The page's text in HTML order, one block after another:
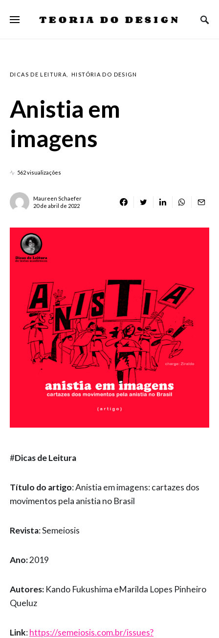
TEORIA DO DESIGN
DICAS DE LEITURA HISTÓRIA DO DESIGN
Anistia em
imagens
562 visualizações
Maureen Schaefer
20 de abril de 2022
#Dicas de Leitura
Título do artigo: Anistia em imagens: cartazes dos
movimentos pela anistia no Brasil
Revista: Semeiosis
Ano:2019
Autores: Kando Fukushima eMarilda Lopes Pinheiro
Queluz
Link:https://semeiosis.com.br/issues?